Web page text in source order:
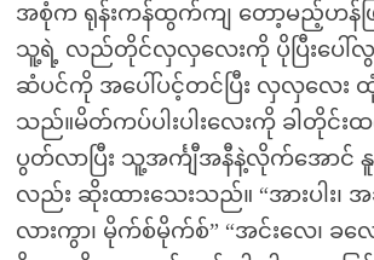
အစုံက ရုန်းကန်ထွက်ကျ တော့မည့်ဟန်ဖ
သူ့ရဲ့ လည်တိုင်လှလှလေးကို ပိုပြီးပေါ်
ဆံပင်ကို အပေါ်ပင့်တင်ပြီး လှလှလေး
သည်။မိတ်ကပ်ပါးပါးလေးကို ခါတိုင်း
ပွတ်လာပြီး သူ့အင်္ကျီအနီနဲ့လိုက်အောင်
လည်း ဆိုးထားသေးသည်။ “အားပါး၊ အ
လားကွာ၊ မိုက်စ်မိုက်စ်” “အင်းလေ၊ ခလ